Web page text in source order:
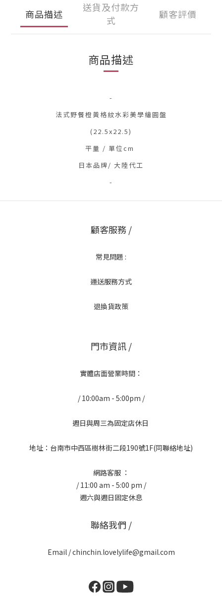
商品描述
送貨及付款方
式
顧客評價
商品描述
-
法式野餐橙黃格紋水彩美學繪圓盤
(22.5x22.5)
平量 / 單位cm
日本品牌/ 大陸代工
-
顧客服務 /
常見問題 :
運送服務方式
退換貨政策
門市資訊 /
實體店面營業時間：
/ 10:00am - 5:00pm /
週日與周三為固定店休日
地址：台南市中西區樹林街二段190號1F(同聯絡地址)
網路客服 ：
/ 11:00 am - 5:00 pm /
週六與週日固定休息
聯絡我們 /
Email / chinchin.lovelylife@gmail.com